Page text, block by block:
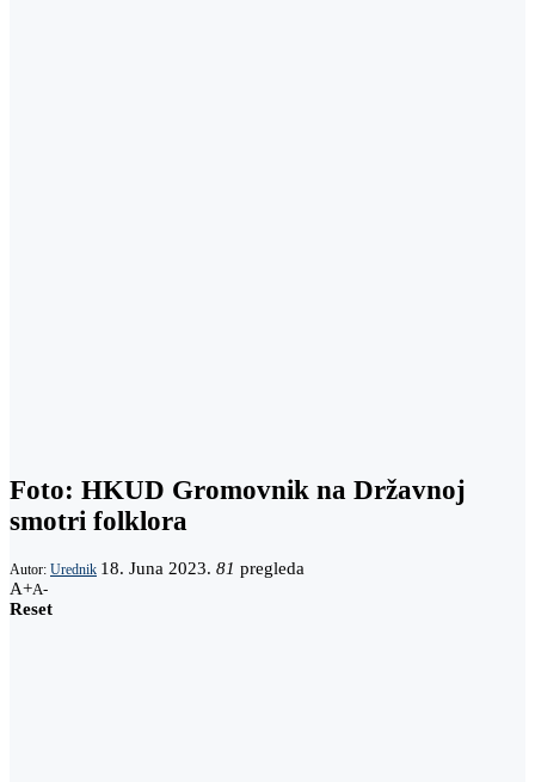
Foto: HKUD Gromovnik na Državnoj
smotri folklora
Autor: Urednik 18. Juna 2023. 81 pregleda
A+A-
Reset